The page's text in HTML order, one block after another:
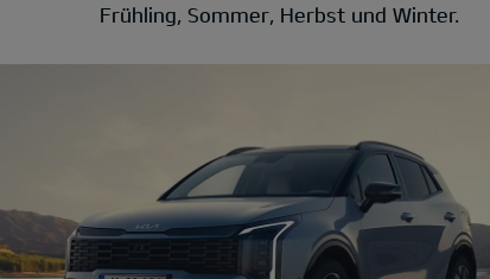
Frühling, Sommer, Herbst und Winter.